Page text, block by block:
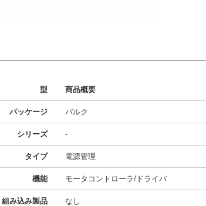
型 商品概要
パッケージ バルク
シリーズ -
タイプ 電源管理
機能 モータコントローラ/ドライバ
組み込み製品 なし